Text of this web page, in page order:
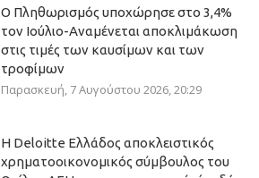
Ο Πληθωρισμός υποχώρησε στο 3,4%
τον Ιούλιο-Αναμένεται αποκλιμάκωση
στις τιμές των καυσίμων και των
τροφίμων
Παρασκευή, 7 Αυγούστου 2026, 20:29
Η Deloitte Ελλάδος αποκλειστικός
χρηματοοικονομικός σύμβουλος του